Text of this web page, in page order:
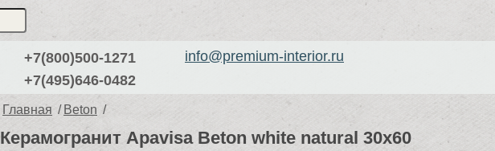
+7(800)500-1271
+7(495)646-0482
info@premium-interior.ru
Главная / Beton /
Керамогранит Apavisa Beton white natural 30x60